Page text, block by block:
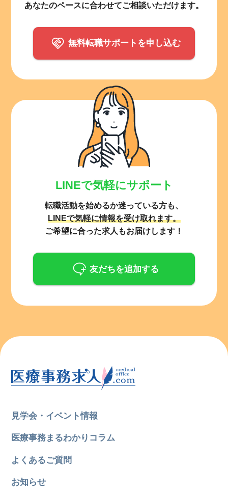
あなたのペースに合わせてご相談いただけます。
無料転職サポートを申し込む
LINEで気軽にサポート
転職活動を始めるか迷っている方も、
LINEで気軽に情報を受け取れます。
ご希望に合った求人もお届けします！
友だちを追加する
見学会・イベント情報
医療事務まるわかりコラム
よくあるご質問
お知らせ